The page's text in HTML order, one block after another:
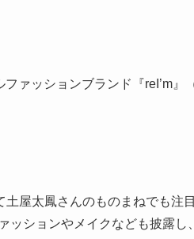
ァッションブランド『reI’m』
屋太鳳さんのものまねでも注
ッションやメイクなども披露し